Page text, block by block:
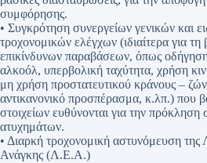
συμφόρησης.
• Συγκρότηση συνεργείων γενικών και
τροχονομικών ελέγχων (ιδιαίτερα για
επικίνδυνων παραβάσεων, όπως
αλκοόλ, υπερβολική ταχύτητα, χρήση
μη χρήση προστατευτικού κράνους –
αντικανονικό προσπέρασμα, κ.λπ.) που
στοιχείων ευθύνονται για την
ατυχημάτων.
• Διαρκή τροχονομική αστυνόμευση
Ανάγκης (Λ.Ε.Α.)